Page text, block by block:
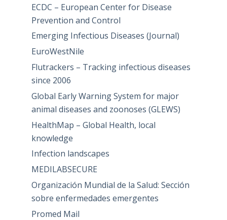
ECDC – European Center for Disease
Prevention and Control
Emerging Infectious Diseases (Journal)
EuroWestNile
Flutrackers – Tracking infectious diseases
since 2006
Global Early Warning System for major
animal diseases and zoonoses (GLEWS)
HealthMap – Global Health, local
knowledge
Infection landscapes
MEDILABSECURE
Organización Mundial de la Salud: Sección
sobre enfermedades emergentes
Promed Mail